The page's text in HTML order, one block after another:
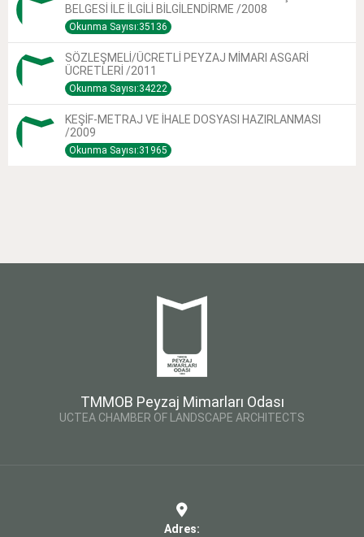
BELGESİ İLE İLGİLİ BİLGİLENDİRME /2008
Okunma Sayısı:35136
SÖZLEŞMELİ/ÜCRETLİ PEYZAJ MİMARI ASGARİ
ÜCRETLERİ /2011
Okunma Sayısı:34222
KEŞİF-METRAJ VE İHALE DOSYASI HAZIRLANMASI
/2009
Okunma Sayısı:31965
TMMOB Peyzaj Mimarları Odası
UCTEA CHAMBER OF LANDSCAPE ARCHITECTS
Adres: